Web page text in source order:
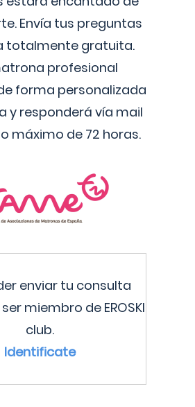
Envía tus preguntas
totalmente gratuita.
profesional
forma personalizada
y responderá vía mail
máximo de 72 horas.
enviar tu consulta
miembro de EROSKI
club.
Identificate